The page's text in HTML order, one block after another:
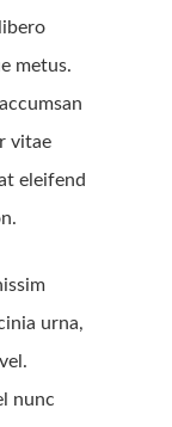
metus.
vitae
eleifend
urna,
nunc